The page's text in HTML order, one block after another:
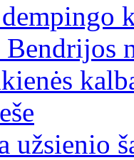
Bendrijos
užsienio